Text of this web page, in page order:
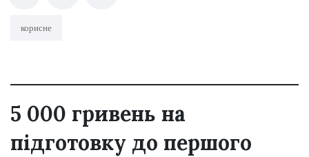
корисне
5 000 гривень на
підготовку до першого